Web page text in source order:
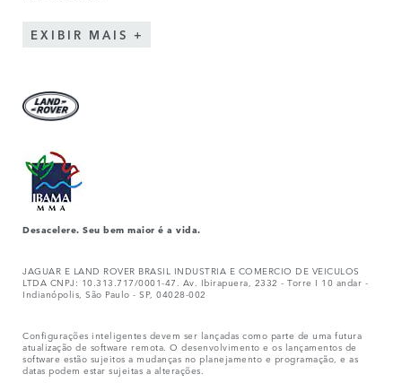
EXIBIR MAIS
Desacelere. Seu bem maior é a vida.
JAGUAR E LAND ROVER BRASIL INDUSTRIA E COMERCIO DE VEICULOS
LTDA CNPJ: 10.313.717/0001-47. Av. Ibirapuera, 2332 - Torre I 10 andar -
Indianópolis, São Paulo - SP, 04028-002
Configurações inteligentes devem ser lançadas como parte de uma futura
atualização de software remota. O desenvolvimento e os lançamentos de
software estão sujeitos a mudanças no planejamento e programação, e as
datas podem estar sujeitas a alterações.